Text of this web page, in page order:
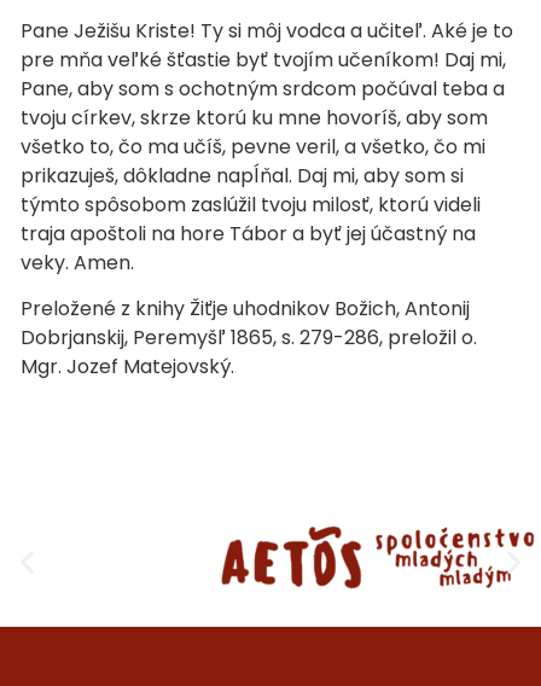
Pane Ježišu Kriste! Ty si môj vodca a učiteľ. Aké je to
pre mňa veľké šťastie byť tvojím učeníkom! Daj mi,
Pane, aby som s ochotným srdcom počúval teba a
tvoju církev, skrze ktorú ku mne hovoríš, aby som
všetko to, čo ma učíš, pevne veril, a všetko, čo mi
prikazuješ, dôkladne napĺňal. Daj mi, aby som si
týmto spôsobom zaslúžil tvoju milosť, ktorú videli
traja apoštoli na hore Tábor a byť jej účastný na
veky. Amen.
Preložené z knihy Žiťje uhodnikov Božich, Antonij
Dobrjanskij, Peremyšľ 1865, s. 279-286, preložil o.
Mgr. Jozef Matejovský.